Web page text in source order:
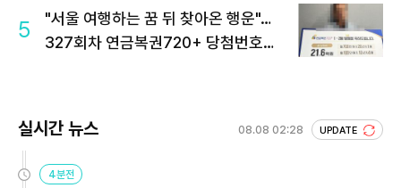
5
"서울 여행하는 꿈 뒤 찾아온 행운"…
327회차 연금복권720+ 당첨번호조
실시간 뉴스 08.08 02:28 UPDATE
4분전